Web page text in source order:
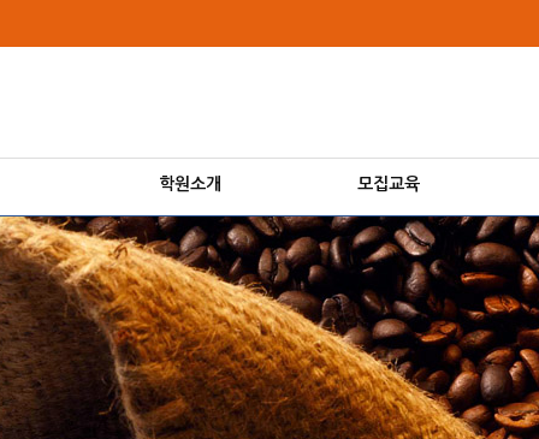
학원소개 모집교육